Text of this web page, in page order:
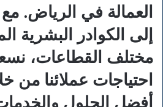
العمالة في الرياض. مع
إلى الكوادر البشرية
مختلف القطاعات،
احتياجات عملائنا من
أفضل الحلول